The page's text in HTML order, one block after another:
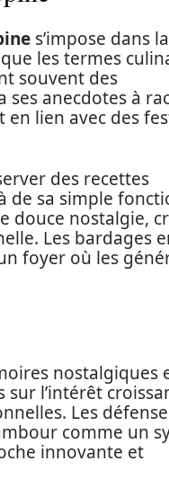
s’impose dans la
les termes
souvent des
ses anecdotes à
en lien avec des
des recettes
de sa simple
douce nostalgie,
Les bardages
foyer où les
nostalgiques
l’intérêt
Les
comme un
innovante et